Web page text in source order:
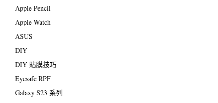
Apple Pencil
Apple Watch
ASUS
DIY
DIY 貼膜技巧
Eyesafe RPF
Galaxy S23 系列